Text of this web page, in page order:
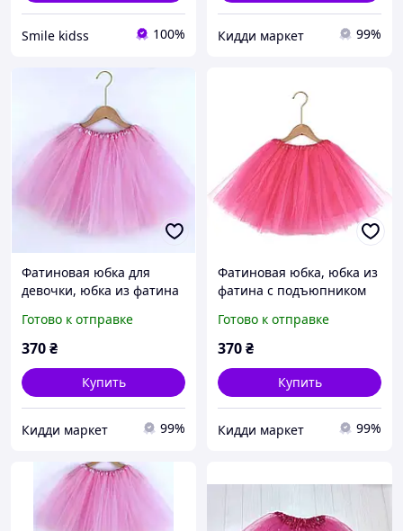
Smile kidss 100% Кидди маркет 99%
Фатиновая юбка для
девочки, юбка из фатина
Готово к отправке
370₴
Купить
Кидди маркет 99%
Фатиновая юбка, юбка из
фатина с подъюпником
Готово к отправке
370₴
Купить
Кидди маркет 99%